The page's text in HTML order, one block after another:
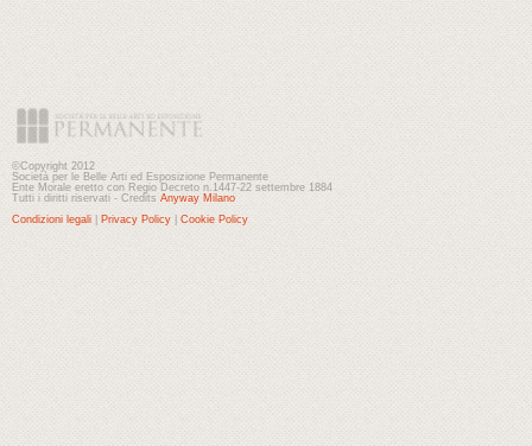
©Copyright 2012
Società per le Belle Arti ed Esposizione Permanente
Ente Morale eretto con Regio Decreto n.1447-22 settembre 1884
Tutti i diritti riservati - Credits Anyway Milano
Condizioni legali
Privacy Policy Cookie Policy